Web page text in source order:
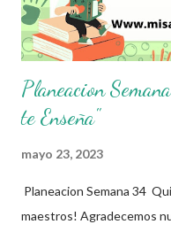
documento completo aqu...
Planeacion
te Enseña"
mayo 23, 2023
Planeacion Semana 34
maestros! Agradecemos